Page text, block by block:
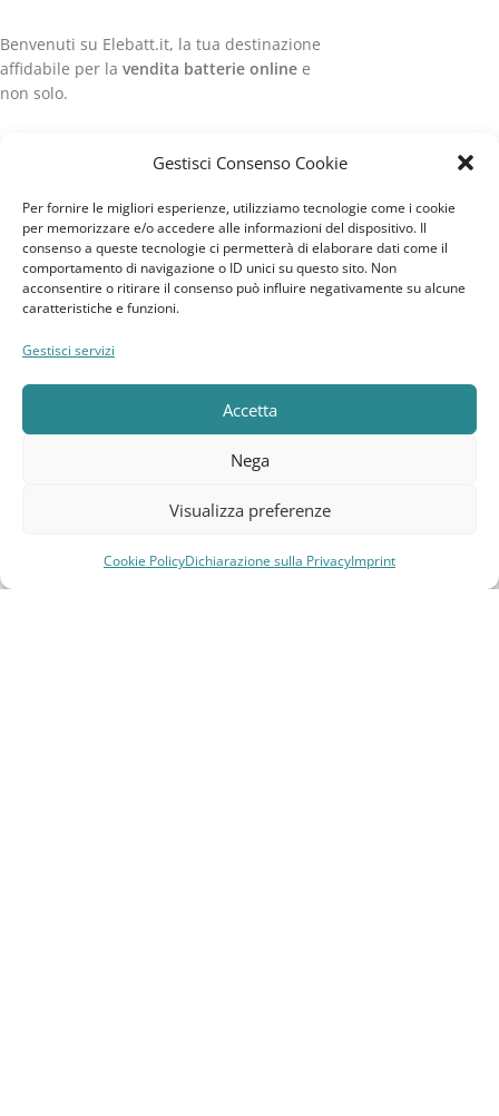
Gestisci Consenso Cookie
Per fornire le migliori esperienze, utilizziamo tecnologie come i cookie
per memorizzare e/o accedere alle informazioni del dispositivo. Il
consenso a queste tecnologie ci permetterà di elaborare dati come il
comportamento di navigazione o ID unici su questo sito. Non
acconsentire o ritirare il consenso può influire negativamente su alcune
caratteristiche e funzioni.
Gestisci servizi
Accetta
Nega
Visualizza preferenze
Cookie PolicyDichiarazione sulla PrivacyImprint
Benvenuti su Elebatt.it, la tua destinazione
affidabile per la vendita batterie online e
non solo.
News
GDPR
Cookie Policy
Dichiarazione sulla Privacy
Imprint
Termini e Condizioni
Pagine Dedicate
Lista dei desideri
CarrelloMenu